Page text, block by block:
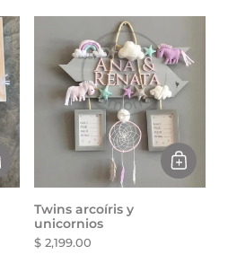
Twins arcoíris y
unicornios
$ 2,199.00